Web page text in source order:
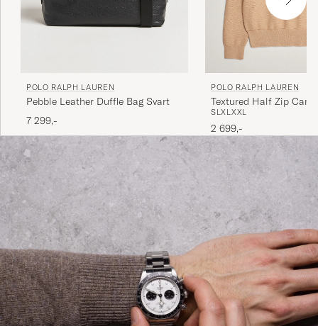
POLO RALPH LAUREN
Pebble Leather Duffle Bag Svart
7 299,-
POLO RALPH LAUREN
Textured Half Zip
SLXL XXL
2 699,-